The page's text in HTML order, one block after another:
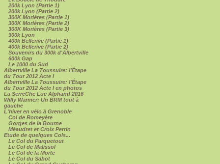
200k Lyon (Partie 1)
200k Lyon (Partie 2)
300K Morières (Partie 1)
300K Morières (Partie 2)
300K Morières (Partie 3)
300k Lyon
400k Bellerive (Partie 1)
400k Bellerive (Partie 2)
Souvenirs du 300k d'Albertville
600k Gap
Le 1000 du Sud
Albertville La Toussuire: l'Étape
du Tour 2012 Acte I
Albertville La Toussuire: l'Étape
du Tour 2012 Acte I en photos
La SerreChe Luc Alphand 2016
Willy Warmer: Un BRM tout à
gauche
L'hiver en vélo à Grenoble
Col de Romeyère
Gorges de la Bourne
Méaudret et Croix Perrin
Etude de quelques Cols...
Le Col du Parquetout
Le Col de Malissol
Le Col de la Morte
Le Col du Sabot